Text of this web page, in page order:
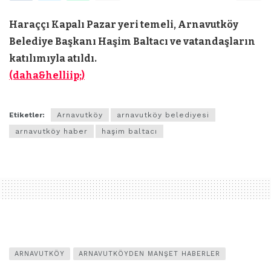
Haraççı Kapalı Pazar yeri temeli, Arnavutköy
Belediye Başkanı Haşim Baltacı ve vatandaşların
katılımıyla atıldı.
(daha&helliip;)
Etiketler: Arnavutköy
arnavutköy belediyesi
arnavutköy haber
haşim baltacı
ARNAVUTKÖY ARNAVUTKÖYDEN MANŞET HABERLER